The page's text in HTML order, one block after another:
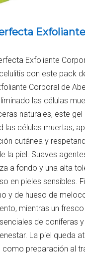
Exfoliante
con este pack
Corporal de
las células
naturales, este
las células muertas,
cutánea y
la piel. Suaves
a fondo y una alta
en pieles sensibles.
y de hueso de
mientras un
de coníferas
La piel queda
como preparación al